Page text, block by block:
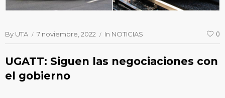
By UTA 7 noviembre, 2022 In NOTICIAS 0
UGATT: Siguen las negociaciones con
el gobierno